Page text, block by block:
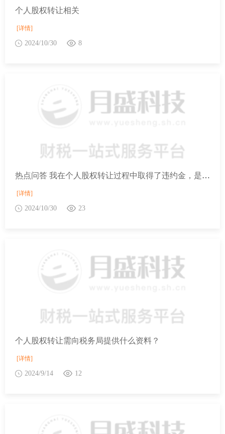
个人股权转让相关
[详情]
2024/10/30 8
热点问答 我在个人股权转让过程中取得了违约金，是否需要缴纳个人所得税？
[详情]
2024/10/30 23
个人股权转让需向税务局提供什么资料？
[详情]
2024/9/14 12